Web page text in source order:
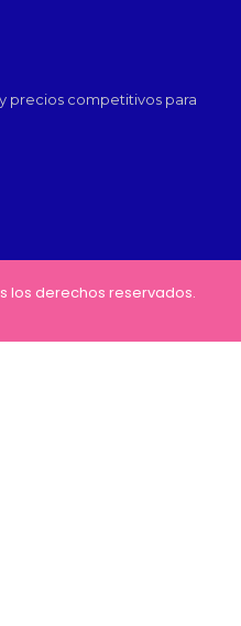
precios competitivos para
los derechos reservados.